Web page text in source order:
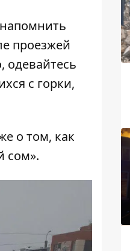
проезжей
одевайтесь
с горки,
о том, как
сом».